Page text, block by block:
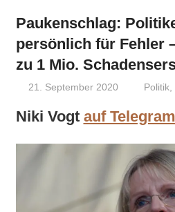
Paukenschlag:
persönlich für Fehler
zu 1 Mio.
21. September 2020 Niki
Politik,
Niki Vogt auf